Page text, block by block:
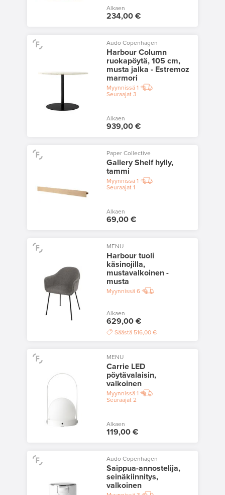
Alkaen
234,00 €
Audo Copenhagen
Harbour Column
ruokapöytä, 105 cm,
musta jalka - Estremoz
marmori
Myynnissä1
Seuraajat3
Alkaen
939,00 €
Paper Collective
Gallery Shelf hylly,
tammi
Myynnissä1
Seuraajat1
Alkaen
69,00 €
MENU
Harbour tuoli
käsinojilla,
mustavalkoinen -
musta
Myynnissä6
Alkaen
629,00 €
Säästä 516,00 €
MENU
Carrie LED
pöytävalaisin,
valkoinen
Myynnissä1
Seuraajat2
Alkaen
119,00 €
Audo Copenhagen
Saippua-annostelija,
seinäkiinnitys,
valkoinen